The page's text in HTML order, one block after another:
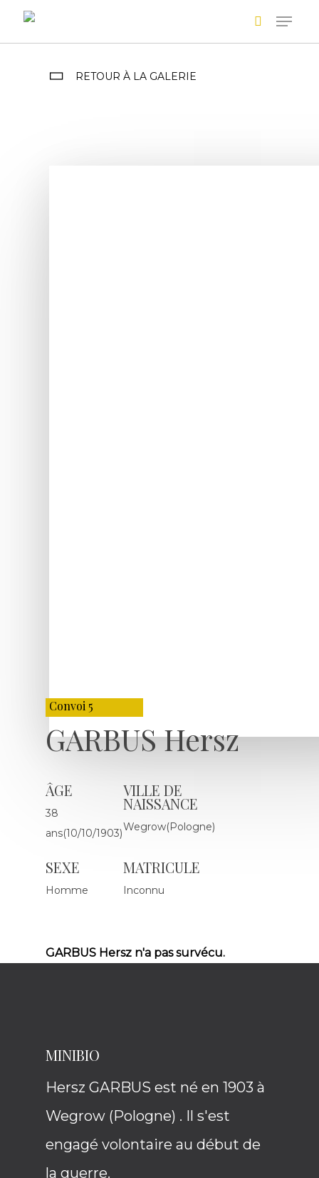
main
RETOUR À LA GALERIE
Convoi 5
GARBUS Hersz
ÂGE
38
ans(10/10/1903)
VILLE DE
NAISSANCE
Wegrow(Pologne)
SEXE
Homme
MATRICULE
Inconnu
GARBUS Hersz n'a pas survécu.
MINIBIO
Hersz GARBUS est né en 1903 à
Wegrow (Pologne) . Il s'est
engagé volontaire au début de
la guerre.